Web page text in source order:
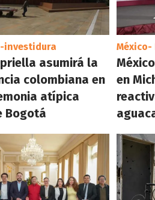
investidura
asumirá la
colombiana en
atípica
Bogotá
México-
en